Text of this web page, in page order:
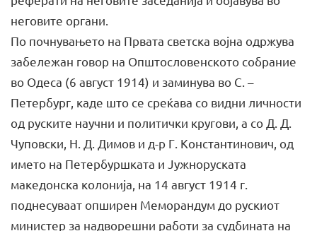
неговите органи.
По почнувањето на Првата светска војна одржува
забележан говор на Општословенското собрание
во Одеса (6 август 1914) и заминува во С. –
Петербург, каде што се среќава со видни личности
од руските научни и политички кругови, а со Д. Д.
Чуповски, Н. Д. Димов и д-р Г. Константинович, од
името на Петербуршката и Јужноруската
македонска колонија, на 14 август 1914 г.
поднесуваат опширен Меморандум до рускиот
министер за надворешни работи за судбината на